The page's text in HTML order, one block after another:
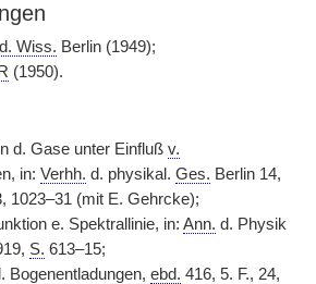
Wiss. Berlin (1949);
(1950).
d. Gase unter Einfluß v.
in: Verhh. d. physikal. Ges. Berlin 14,
1023–31 (mit E. Gehrcke);
e. Spektrallinie, in: Ann. d. Physik
S. 613–15;
Bogenentladungen, ebd. 416, 5. F., 24,